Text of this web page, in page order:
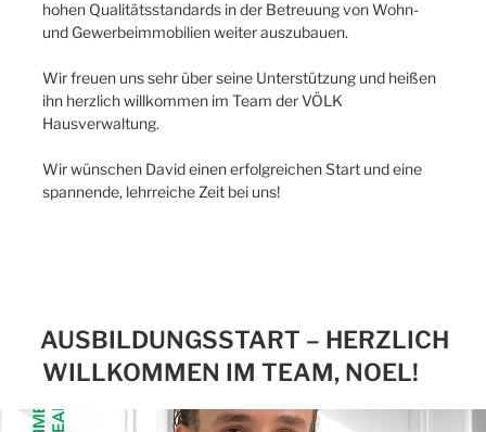
hohen Qualitätsstandards in der Betreuung von Wohn-
und Gewerbeimmobilien weiter auszubauen.
Wir freuen uns sehr über seine Unterstützung und heißen
ihn herzlich willkommen im Team der VÖLK
Hausverwaltung.
Wir wünschen David einen erfolgreichen Start und eine
spannende, lehrreiche Zeit bei uns!
AUSBILDUNGSSTART – HERZLICH
WILLKOMMEN IM TEAM, NOEL!